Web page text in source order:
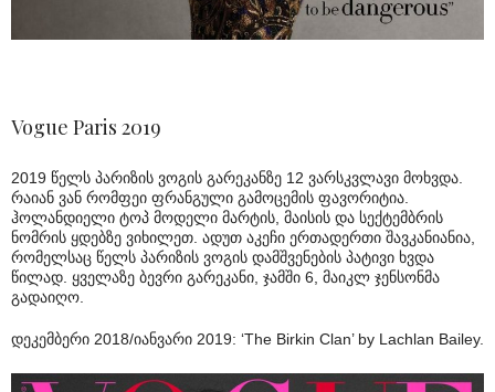
Vogue Paris 2019
2019 წელს პარიზის ვოგის გარეკანზე 12 ვარსკვლავი მოხვდა.
რაიან ვან რომფეი ფრანგული გამოცემის ფავორიტია.
ჰოლანდიელი ტოპ მოდელი მარტის, მაისის და სექტემბრის
ნომრის ყდებზე ვიხილეთ. ადუთ აკეჩი ერთადერთი შავკანიანია,
რომელსაც წელს პარიზის ვოგის დამშვენების პატივი ხვდა
წილად. ყველაზე ბევრი გარეკანი, ჯამში 6, მაიკლ ჯენსონმა
გადაიღო.
დეკემბერი 2018/იანვარი 2019: ‘The Birkin Clan’ by Lachlan Bailey.